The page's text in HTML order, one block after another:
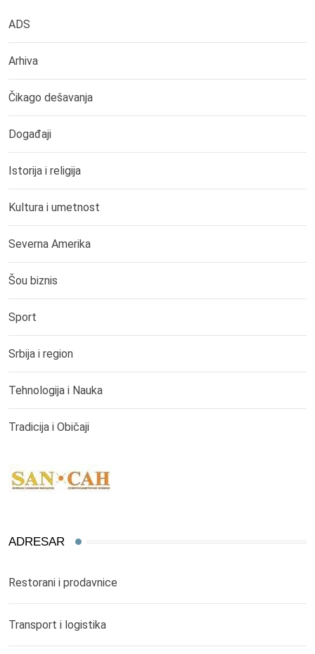
ADS
Arhiva
Čikago dešavanja
Događaji
Istorija i religija
Kultura i umetnost
Severna Amerika
Šou biznis
Sport
Srbija i region
Tehnologija i Nauka
Tradicija i Običaji
ADRESAR
Restorani i prodavnice
Transport i logistika